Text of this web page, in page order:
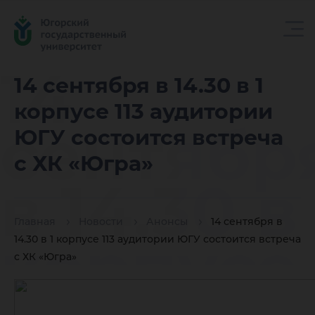
14 сентября в 14.30 в 1
корпусе 113 аудитории
ЮГУ состоится встреча
с ХК «Югра»
14 сентября в
14.30 в 1 корпусе 113 аудитории ЮГУ состоится встреча
с ХК «Югра»
14
в 14.30 в
корпусе